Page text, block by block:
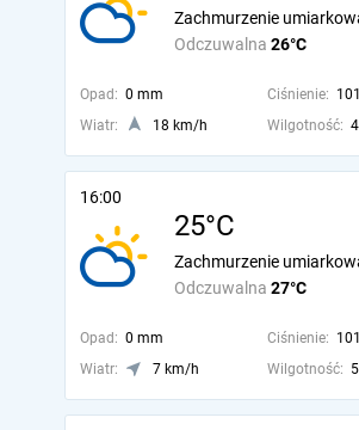
Odczuwalna 26°C
Zachmurzenie
Opad: 0 mm Ciśnienie:
Wiatr:
18 km/h Wilgotność:
16:00
25°C
Odczuwalna 27°C
Zachmurzenie
Opad: 0 mm Ciśnienie:
Wiatr:
7 km/h Wilgotność: